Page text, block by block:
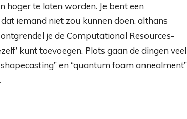
hoger te laten worden. Je bent een
iemand niet zou kunnen doen, althans
je de Computational Resources-
kunt toevoegen. Plots gaan de dingen veel
en “quantum foam annealment”